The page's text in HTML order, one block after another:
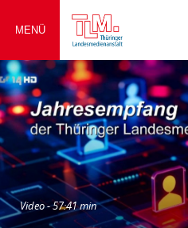
MENÜ
Video - 57:41 min